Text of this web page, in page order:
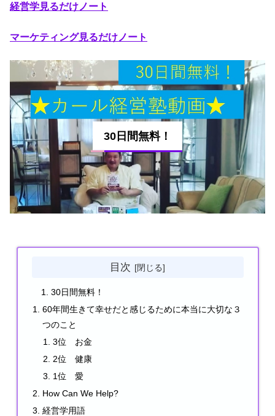
経営学見るだけノート
マーケティング見るだけノート
30日間無料！
目次
30日間無料！
60年間生きて幸せだと感じるために本当に大切な３
つのこと
3位 お金
2位 健康
1位 愛
How Can We Help?
経営学用語